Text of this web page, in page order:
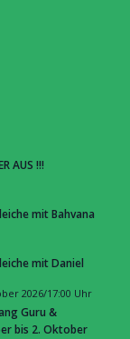
AUS !!!
mit Bahvana
mit Daniel
2026/17:00 Uhr
Guru &
bis 2. Oktober